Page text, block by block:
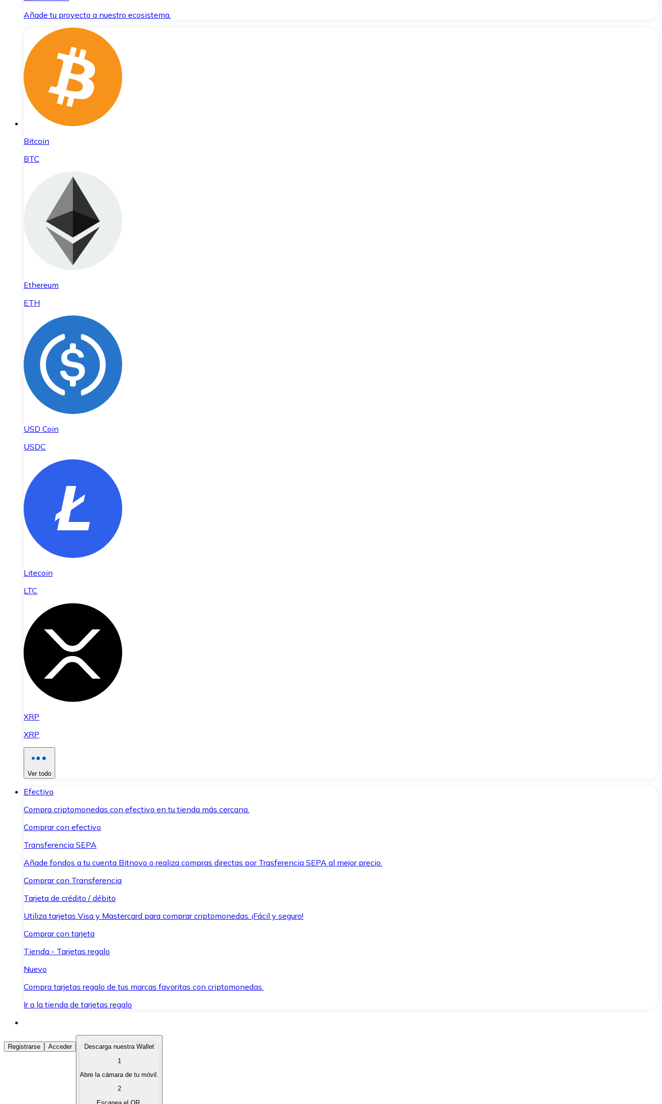
Añade tu proyecto a nuestro ecosistema.
Bitcoin
BTC
Ethereum
ETH
USD Coin
USDC
Litecoin
LTC
XRP
XRP
Ver todo
Efectivo
Compra criptomonedas con efectivo en tu tienda más cercana.
Comprar con efectivo
Transferencia SEPA
Añade fondos a tu cuenta Bitnovo o realiza compras directas por Trasferencia SEPA al mejor precio.
Comprar con Transferencia
Tarjeta de crédito / débito
Utiliza tarjetas Visa y Mastercard para comprar criptomonedas. ¡Fácil y seguro!
Comprar con tarjeta
Tienda - Tarjetas regalo
Nuevo
Compra tarjetas regalo de tus marcas favoritas con criptomonedas.
Ir a la tienda de tarjetas regalo
Comprar Criptomonedas
Compra criptomonedas con diferentes métodos de pago.
Vende tus criptomonedas de forma rápida y segura.
Registrarse Acceder
Descarga nuestra Wallet
1
Abre la cámara de tu móvil.
2